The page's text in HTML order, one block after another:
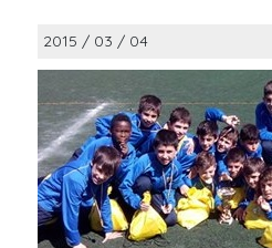
2015 / 03 / 04